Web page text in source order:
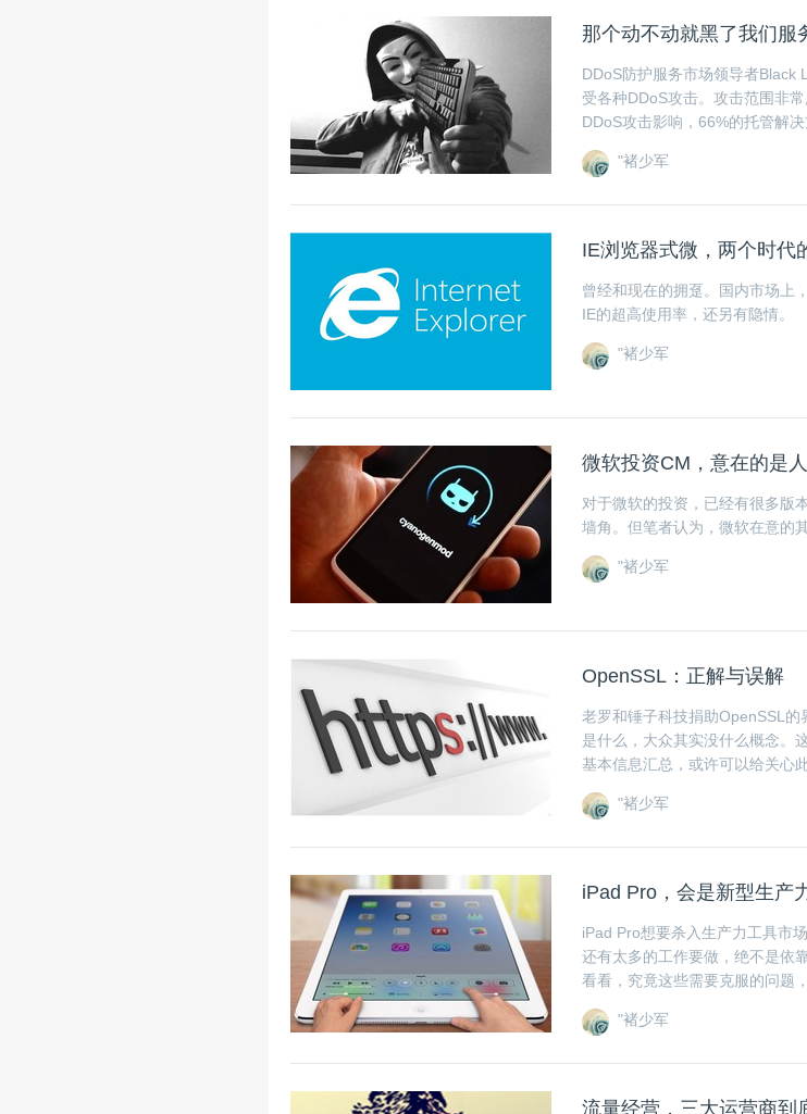
那个动不动就黑了我们服
DDoS防护服务市场领导者Black
受各种DDoS攻击。攻击范围非
DDoS攻击影响，66%的托管解
"褚少军
IE浏览器式微，两个时代
曾经和现在的拥趸。国内市场上
IE的超高使用率，还另有隐情。
"褚少军
微软投资CM，意在的是
对于微软的投资，已经有很多版
墙角。但笔者认为，微软在意的
"褚少军
OpenSSL：正解与误解
老罗和锤子科技捐助OpenSSL
是什么，大众其实没什么概念。
基本信息汇总，或许可以给关心
"褚少军
iPad Pro，会是新型生产
iPad Pro想要杀入生产力工具市
还有太多的工作要做，绝不是依
看看，究竟这些需要克服的问题
"褚少军
流量经营，三大运营商到